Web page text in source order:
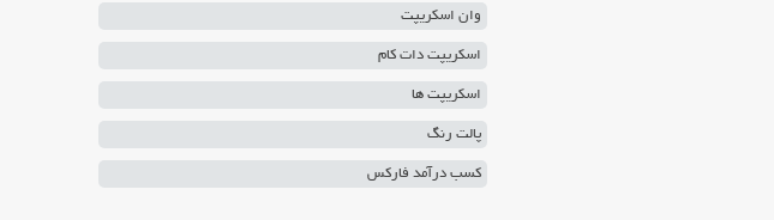
وان اسکریپت
اسکریپت دات کام
اسکریپت ها
پالت رنگ
کسب درآمد فارکس